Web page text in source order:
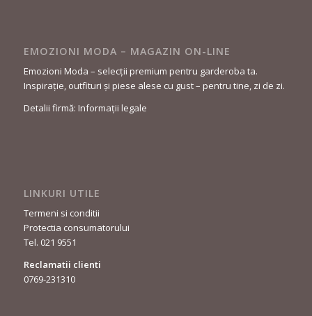
EMOZIONI MODA – MAGAZIN ON-LINE
Emozioni Moda – selecții premium pentru garderoba ta.
Inspirație, outfituri și piese alese cu gust – pentru tine, zi de zi.
Detalii firmă: Informații legale
LINKURI UTILE
Termeni si conditii
Protectia consumatorului
Tel. 021 9551
Reclamatii clienti
0769-231310